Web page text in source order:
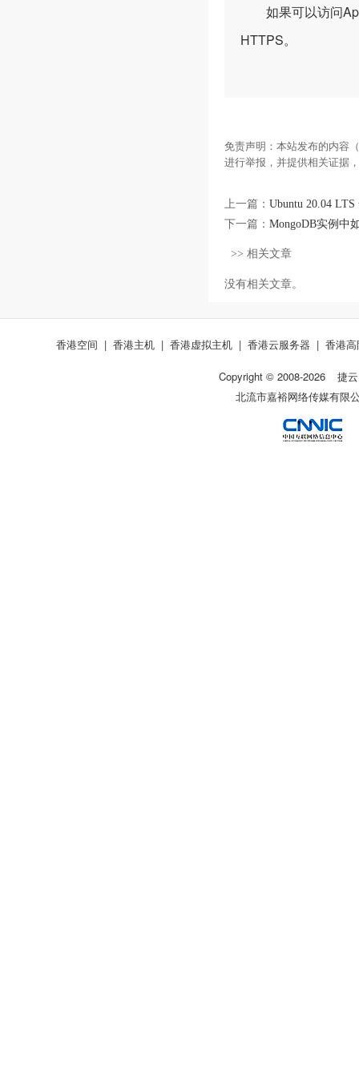
如果可以访问
HTTPS。
免责声明：本站发布的内容
进行举报，并提供相关证据
上一篇： Ubuntu 20.04 LTS
下一篇： MongoDB实例中
>> 相关文章
没有相关文章。
香港空间 | 香港主机 | 香港虚拟主机 | 香港云服务器 | 香港
Copyright © 2008-2026
捷云
北流市嘉裕网络传媒有限